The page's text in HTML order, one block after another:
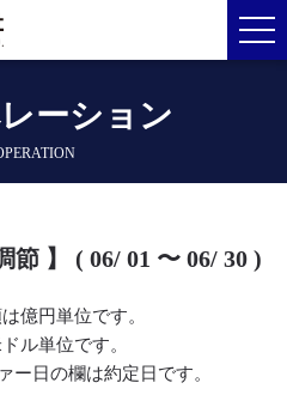
ーション
節 】 ( 06/ 01 〜 06/ 30 )
億円単位です。
ル単位です。
ー日の欄は約定日です。